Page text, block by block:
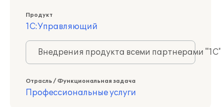
Продукт
1С:Управляющий
Внедрения продукта всеми партнерами
Отрасль / Функциональная задача
Профессиональные услуги